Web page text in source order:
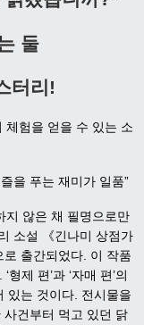
둘
터리!
체험을 얻을 수 있는 소
을 푸는 재미가 일품”
지 않은 채 필명으로만
소설 《긴나미 상점가
로 출간되었다. 이 작품
제 편’과 ‘자매 편’의
있는 것이다. 전시물을
사건부터 먹고 있던 닭